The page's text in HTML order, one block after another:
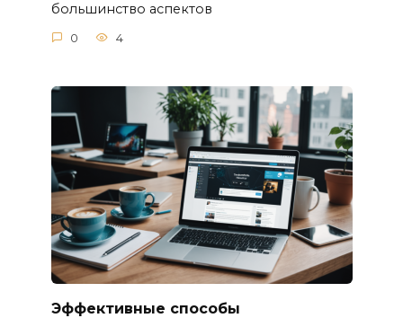
большинство аспектов
0 4
Эффективные способы